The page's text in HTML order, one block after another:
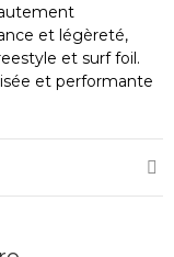
et légèreté,
et surf foil.
et performante